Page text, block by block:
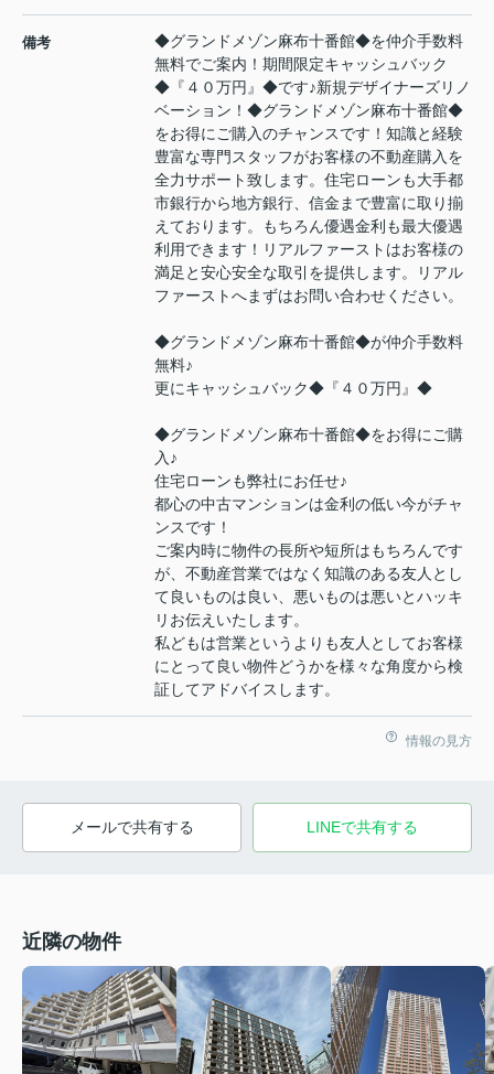
備考
◆グランドメゾン麻布十番館◆を仲介手数料
無料でご案内！期間限定キャッシュバック
◆『４０万円』◆です♪新規デザイナーズリノ
ベーション！◆グランドメゾン麻布十番館◆
をお得にご購入のチャンスです！知識と経験
豊富な専門スタッフがお客様の不動産購入を
全力サポート致します。住宅ローンも大手都
市銀行から地方銀行、信金まで豊富に取り揃
えております。もちろん優遇金利も最大優遇
利用できます！リアルファーストはお客様の
満足と安心安全な取引を提供します。リアル
ファーストへまずはお問い合わせください。
◆グランドメゾン麻布十番館◆が仲介手数料
無料♪
更にキャッシュバック◆『４０万円』◆
◆グランドメゾン麻布十番館◆をお得にご購
入♪
住宅ローンも弊社にお任せ♪
都心の中古マンションは金利の低い今がチャ
ンスです！
ご案内時に物件の長所や短所はもちろんです
が、不動産営業ではなく知識のある友人とし
て良いものは良い、悪いものは悪いとハッキ
リお伝えいたします。
私どもは営業というよりも友人としてお客様
にとって良い物件どうかを様々な角度から検
証してアドバイスします。
情報の見方
メールで共有する LINEで共有する
近隣の物件